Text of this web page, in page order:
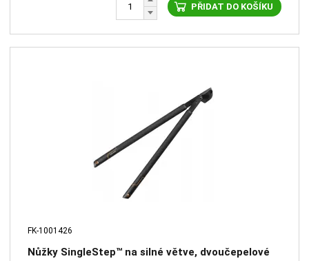
PŘIDAT DO KOŠÍKU
FK-1001426
Nůžky SingleStep™ na silné větve, dvoučepelové